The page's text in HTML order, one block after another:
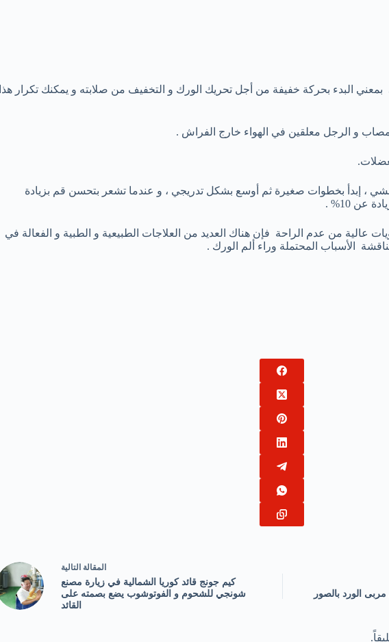
البدء بحركة خفيفة من أجل تحريك الورك و التخفيف من صلابته و يمكنك تكرار هذا
و الرجل معلقين في الهواء خارج الفراش .
، إبدأ بخطوات صغيرة ثم أوسع بشكل تدريجي ، و عندما تشعر بتحسن قم بزيادة
عن 10% .
عالية من عدم الراحة فإن هناك العديد من العلاجات الطبيعية و الطبية و الفعالة في
الأسباب المحتملة وراء ألم الورك .
الورد بالصور
المقالة التالية
كيم جونج قائد كوريا الشمالية في زيارة مصنع
شونجي للشحوم و الفوتوشوب يضع بصمته على
القائد